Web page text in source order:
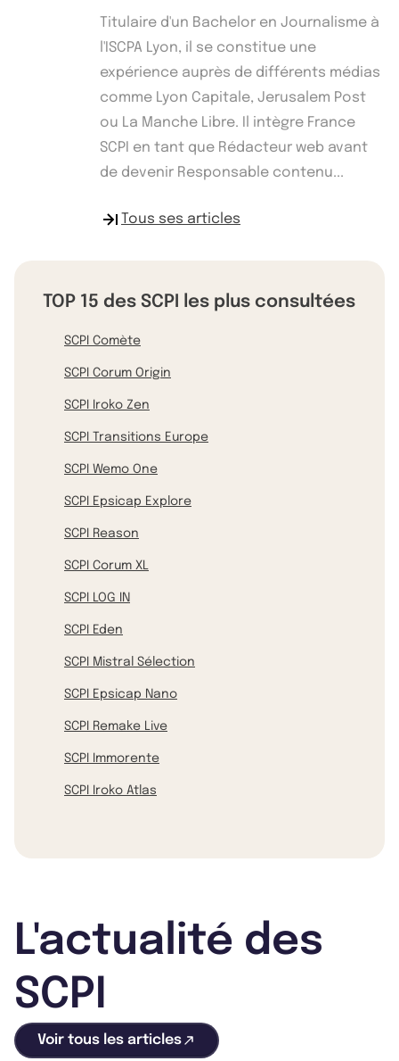
Titulaire d'un Bachelor en Journalisme à
l'ISCPA Lyon, il se constitue une
expérience auprès de différents médias
comme Lyon Capitale, Jerusalem Post
ou La Manche Libre. Il intègre France
SCPI en tant que Rédacteur web avant
de devenir Responsable contenu...
Tous ses articles
TOP 15 des SCPI les plus consultées
SCPI Comète
SCPI Corum Origin
SCPI Iroko Zen
SCPI Transitions Europe
SCPI Wemo One
SCPI Epsicap Explore
SCPI Reason
SCPI Corum XL
SCPI LOG IN
SCPI Eden
SCPI Mistral Sélection
SCPI Epsicap Nano
SCPI Remake Live
SCPI Immorente
SCPI Iroko Atlas
L'actualité des
SCPI
Voir tous les articles